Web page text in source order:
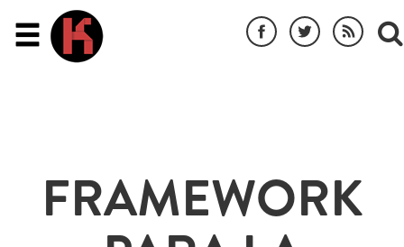
FRAMEWORK